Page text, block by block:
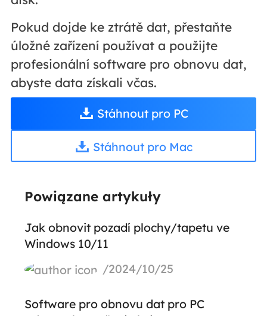
Pokud dojde ke ztrátě dat, přestaňte
úložné zařízení používat a použijte
profesionální software pro obnovu dat,
abyste data získali včas.
Stáhnout pro PC
Stáhnout pro Mac
Powiązane artykuły
Jak obnovit pozadí plochy/tapetu ve
Windows 10/11
/2024/10/25
Software pro obnovu dat pro PC